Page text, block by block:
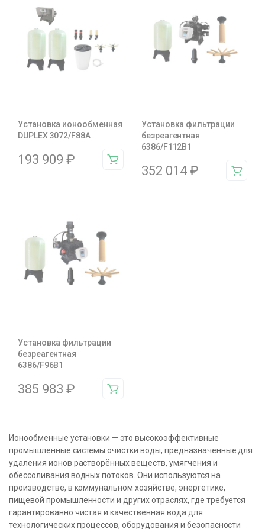
Установка ионообменная
DUPLEX 3072/F88A
193 909 ₽
Установка фильтрации
безреагентная
6386/F112B1
352 014 ₽
Установка фильтрации
безреагентная
6386/F96B1
385 983 ₽
Ионообменные установки — это высокоэффективные
промышленные системы очистки воды, предназначенные для
удаления ионов растворённых веществ, умягчения и
обессоливания водных потоков. Они используются на
производстве, в коммунальном хозяйстве, энергетике,
пищевой промышленности и других отраслях, где требуется
гарантированно чистая и качественная вода для
технологических процессов, оборудования и безопасности